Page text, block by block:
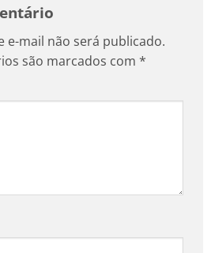
e-mail não será publicado.
são marcados com *